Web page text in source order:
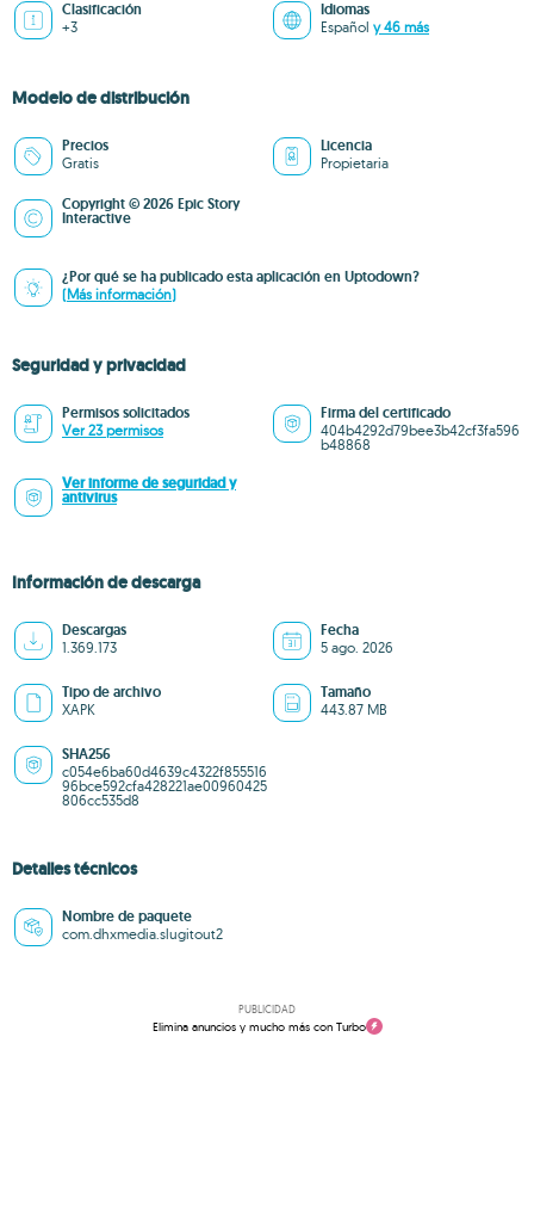
Clasificación
+3
Idiomas
Español y 46 más
Modelo de distribución
Precios
Gratis
Licencia
Propietaria
Copyright © 2026 Epic Story
Interactive
¿Por qué se ha publicado esta aplicación en Uptodown?
(Más información)
Seguridad y privacidad
Permisos solicitados
Ver 23 permisos
Firma del certificado
404b4292d79bee3b42cf3fa596
b48868
Ver informe de seguridad y
antivirus
Información de descarga
Descargas
1.369.173
Fecha
5 ago. 2026
Tipo de archivo
XAPK
Tamaño
443.87 MB
SHA256
c054e6ba60d4639c4322f855516
96bce592cfa428221ae00960425
806cc535d8
Detalles técnicos
Nombre de paquete
com.dhxmedia.slugitout2
PUBLICIDAD
Elimina anuncios y mucho más con Turbo